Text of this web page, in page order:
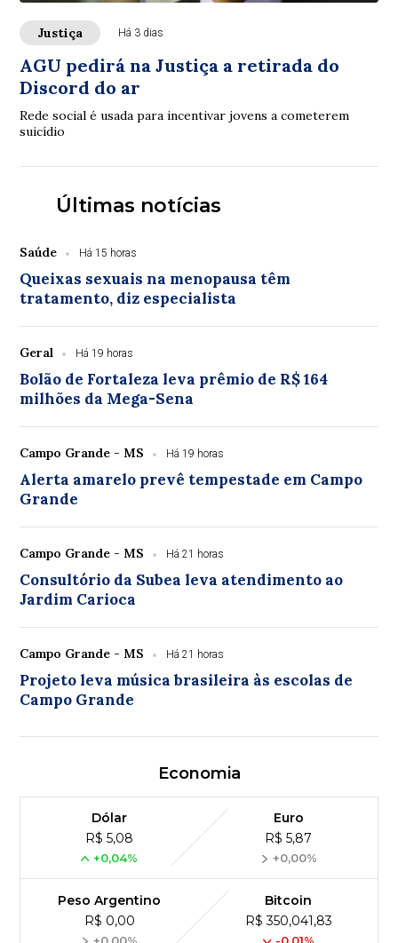
Justiça Há 3 dias
AGU pedirá na Justiça a retirada do
Discord do ar
Rede social é usada para incentivar jovens a cometerem
suicídio
Últimas notícias
Saúde Há 15 horas
Queixas sexuais na menopausa têm
tratamento, diz especialista
Geral Há 19 horas
Bolão de Fortaleza leva prêmio de R$ 164
milhões da Mega-Sena
Campo Grande - MS Há 19 horas
Alerta amarelo prevê tempestade em Campo
Grande
Campo Grande - MS Há 21 horas
Consultório da Subea leva atendimento ao
Jardim Carioca
Campo Grande - MS Há 21 horas
Projeto leva música brasileira às escolas de
Campo Grande
Economia
Dólar
R$ 5,08
+0,04%
Euro
R$ 5,87
+0,00%
Peso Argentino
R$ 0,00
Bitcoin
R$ 350,041,83